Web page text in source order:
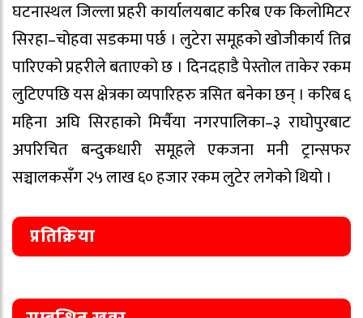
घटनास्थल जिल्ला प्रहरी कार्यालयबाट करिब एक किलोमिटर
सिरहा–चोहवा सडकमा पर्छ । लुटेरा समूहको खोजीकार्य तिव्र
पारिएको प्रहरीले बताएको छ । दिनदहाडै पेस्तोल ताकेर रकम
लुटिएपछि यस क्षेत्रका व्यपारिहरु त्रसित बनेका छन् । करिब ६
महिना अघि सिरहाको मिर्चैया नगरपालिका–३ राघोपुरबाट
अपरिचित बन्दुकधारी समूहले एकजना मनी ट्रान्सफर
सञ्चालकसँग २५ लाख ६० हजार रकम लुटेर लगेको थियो ।
प्रतिक्रिया